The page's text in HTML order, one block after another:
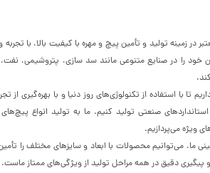
در زمینه تولید و تأمین پیچ و مهره با کیفیت بالا، با
خود را در صنایع متنوعی مانند سد سازی، پتروشیمی،
تا با استفاده از تکنولوژی‌های روز دنیا و با بهره‌گیری از
صنعتی تولید کنیم. ما به تولید انواع
ویژه می‌پردازیم.
ما، می‌توانیم محصولات با ابعاد و سایزهای مختلف را
دقیق در همه مراحل تولید از ویژگی‌های ممتاز ماست.